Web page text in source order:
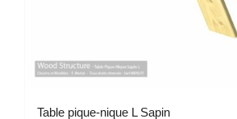
Table pique-nique L Sapin